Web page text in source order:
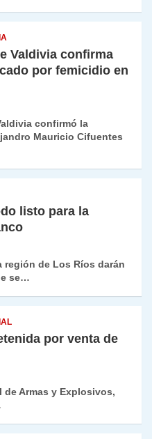
Valdivia confirma
por femicidio en
confirmó la
Mauricio Cifuentes
listo para la
región de Los Ríos darán
se…
por venta de
Armas y Explosivos,